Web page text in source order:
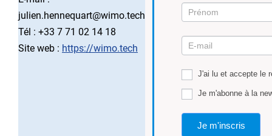
julien.hennequart@wimo.tech
Tél : +33 7 71 02 14 18
Site web : https://wimo.tech
J'ai lu et accepte le
Je m'abonne à la
Je m'inscris